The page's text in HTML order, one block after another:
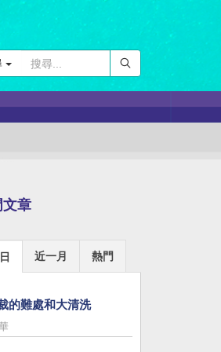
文章
近一月 熱門
的難處和大清洗